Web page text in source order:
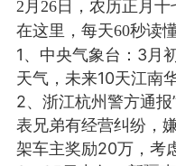
美业357 芯
师 小熊水光
2月26日，农历正 月 十
在这里，每天60秒读
1、中央气象台：3月
天气，未来10天江南
2、浙江杭州警方通
表兄弟有经营纠纷，
架车主奖励20万，考